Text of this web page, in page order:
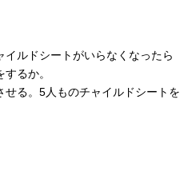
ルドシートがいらなくなったら
るか。
る。5人ものチャイルドシートを